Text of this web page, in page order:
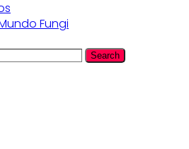
Fungi
Search